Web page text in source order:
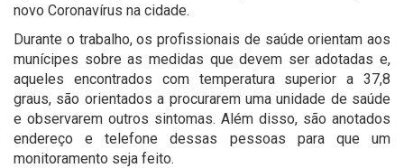
novo Coronavírus na cidade.
Durante o trabalho, os profissionais de saúde orientam aos
munícipes sobre as medidas que devem ser adotadas e,
aqueles encontrados com temperatura superior a 37,8
graus, são orientados a procurarem uma unidade de saúde
e observarem outros sintomas. Além disso, são anotados
endereço e telefone dessas pessoas para que um
monitoramento seja feito.